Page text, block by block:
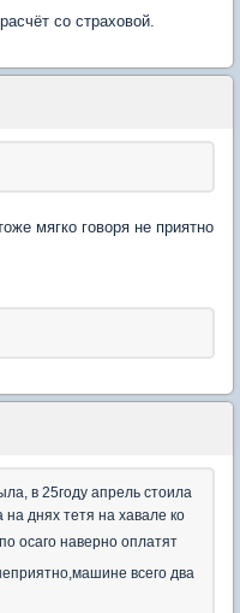
со страховой.
мягко говоря не приятно
в 25году апрель стоила
на днях тетя на хавале ко
осаго наверно оплатят
всего два